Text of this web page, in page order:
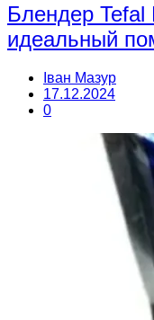
Блендер Tefal
идеальный
Іван Мазур
17.12.2024
0